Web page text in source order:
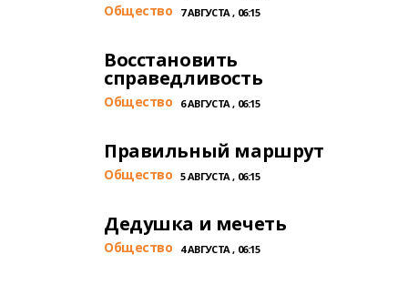
Общество 7 АВГУСТА , 06:15
Восстановить
справедливость
Общество 6 АВГУСТА , 06:15
Правильный маршрут
Общество 5 АВГУСТА , 06:15
Дедушка и мечеть
Общество 4 АВГУСТА , 06:15